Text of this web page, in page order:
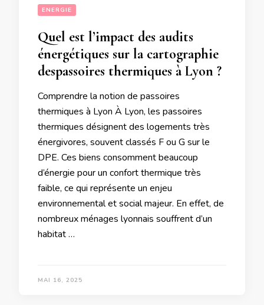
ENERGIE
Quel est l’impact des audits
énergétiques sur la cartographie
despassoires thermiques à Lyon ?
Comprendre la notion de passoires
thermiques à Lyon À Lyon, les passoires
thermiques désignent des logements très
énergivores, souvent classés F ou G sur le
DPE. Ces biens consomment beaucoup
d’énergie pour un confort thermique très
faible, ce qui représente un enjeu
environnemental et social majeur. En effet, de
nombreux ménages lyonnais souffrent d’un
habitat …
MAI 16, 2025